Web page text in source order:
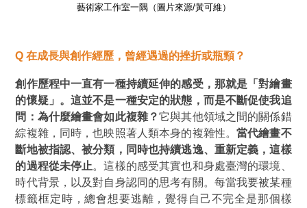
藝術家工作室一隅（圖片來源/黃可維）
Q 在成長與創作經歷，曾經遇過的挫折或瓶頸？
創作歷程中一直有一種持續延伸的感受，那就是 「對繪畫
的懷疑」 。這並不是一種安定的狀態，而是不斷促使我追
問：為什麼繪畫會如此複雜？它與其他領域之間的關係錯
綜複雜，同時，也映照著人類本身的複雜性。當代繪畫不
斷地被指認、被分類，同時也持續逃逸、重新定義，這樣
的過程從未停止。這樣的感受其實也和身處臺灣的環境、
時代背景，以及對自身認同的思考有關。每當我要被某種
標籤框定時，總會想要逃離，覺得自己不完全是那個樣